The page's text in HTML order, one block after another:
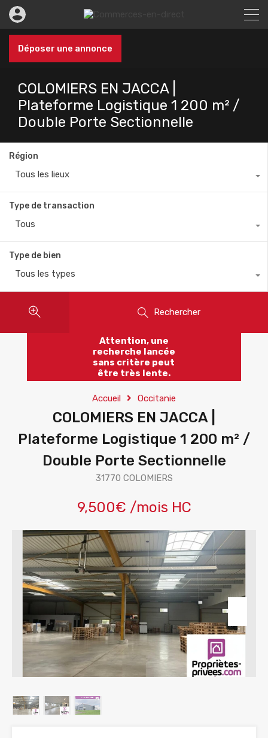
Déposer une annonce
COLOMIERS EN JACCA |
Plateforme Logistique 1 200 m² /
Double Porte Sectionnelle
Région
Tous les lieux
Type de transaction
Tous
Type de bien
Tous les types
Rechercher
Attention, une
recherche lancée
sans critère peut
être très lente.
Accueil Occitanie
COLOMIERS EN JACCA |
Plateforme Logistique 1 200 m² /
Double Porte Sectionnelle
31770 COLOMIERS
9,500€ /mois HC